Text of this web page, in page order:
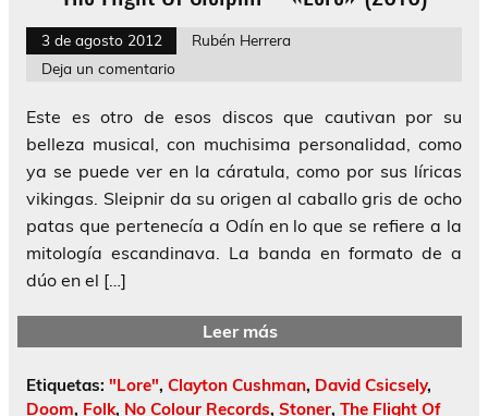
3 de agosto 2012
Rubén Herrera
Deja un comentario
Este es otro de esos discos que cautivan por su
belleza musical, con muchisima personalidad, como
ya se puede ver en la cáratula, como por sus líricas
vikingas. Sleipnir da su origen al caballo gris de ocho
patas que pertenecía a Odín en lo que se refiere a la
mitología escandinava. La banda en formato de a
dúo en el […]
Leer más
Etiquetas: "Lore", Clayton Cushman, David Csicsely,
Doom, Folk, No Colour Records, Stoner, The Flight Of